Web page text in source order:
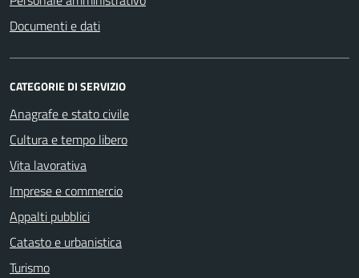
Documenti e dati
CATEGORIE DI SERVIZIO
Anagrafe e stato civile
Cultura e tempo libero
Vita lavorativa
Imprese e commercio
Appalti pubblici
Catasto e urbanistica
Turismo